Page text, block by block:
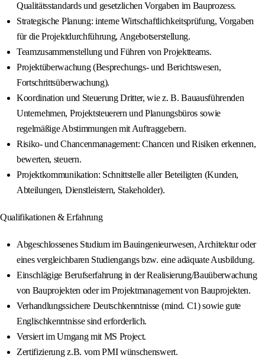
Qualitätsstandards und gesetzlichen Vorgaben im Bauprozess.
Strategische Planung: interne Wirtschaftlichkeitsprüfung, Vorgaben
für die Projektdurchführung, Angebotserstellung.
Teamzusammenstellung und Führen von Projektteams.
Projektüberwachung (Besprechungs- und Berichtswesen,
Fortschrittsüberwachung).
Koordination und Steuerung Dritter, wie z. B. Bauausführenden
Unternehmen, Projektsteuerern und Planungsbüros sowie
regelmäßige Abstimmungen mit Auftraggebern.
Risiko- und Chancenmanagement: Chancen und Risiken erkennen,
bewerten, steuern.
Projektkommunikation: Schnittstelle aller Beteiligten (Kunden,
Abteilungen, Dienstleistern, Stakeholder).
Qualifikationen & Erfahrung
Abgeschlossenes Studium im Bauingenieurwesen, Architektur oder
eines vergleichbaren Studiengangs bzw. eine adäquate Ausbildung.
Einschlägige Berufserfahrung in der Realisierung/Bauüberwachung
von Bauprojekten oder im Projektmanagement von Bauprojekten.
Verhandlungssichere Deutschkenntnisse (mind. C1) sowie gute
Englischkenntnisse sind erforderlich.
Versiert im Umgang mit MS Project.
Zertifizierung z.B. vom PMI wünschenswert.